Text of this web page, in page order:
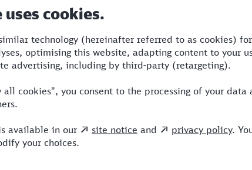
11:06 2 RB,RJ,ICE